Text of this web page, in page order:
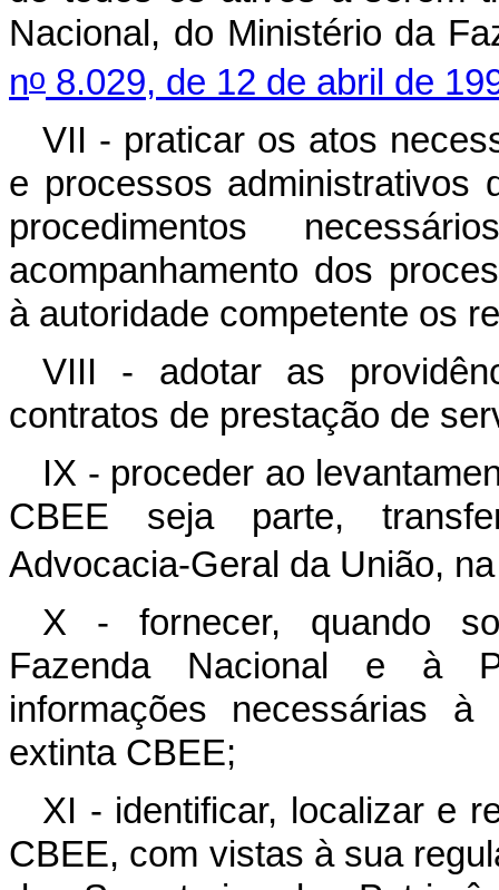
Nacional, do Ministério da
no 8.029, de 12 de abril de
VII - praticar os atos
e processos administrativos
procedimentos
acompanhamento dos
à autoridade competente os
VIII - adotar as
contratos de prestação de
IX - proceder ao
CBEE seja parte,
Advocacia-Geral da União,
X - fornecer, quando
Fazenda Nacional e à
informações necessárias
extinta CBEE;
XI - identificar, localizar e
CBEE, com vistas à sua